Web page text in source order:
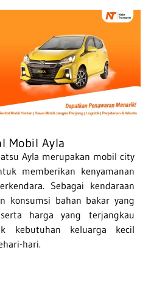
Mobil Ayla
Ayla merupakan mobil city
memberikan kenyamanan
Sebagai kendaraan
konsumsi bahan bakar yang
harga yang terjangkau
kebutuhan keluarga kecil
hari.